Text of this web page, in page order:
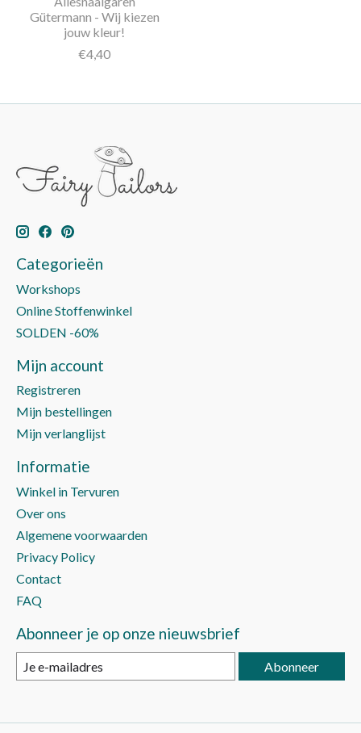
Gütermann - Wij kiezen
jouw kleur!
€4,40
Categorieën
Workshops
Online Stoffenwinkel
SOLDEN -60%
Mijn account
Registreren
Mijn bestellingen
Mijn verlanglijst
Informatie
Winkel in Tervuren
Over ons
Algemene voorwaarden
Privacy Policy
Contact
FAQ
Abonneer je op onze nieuwsbrief
Abonneer